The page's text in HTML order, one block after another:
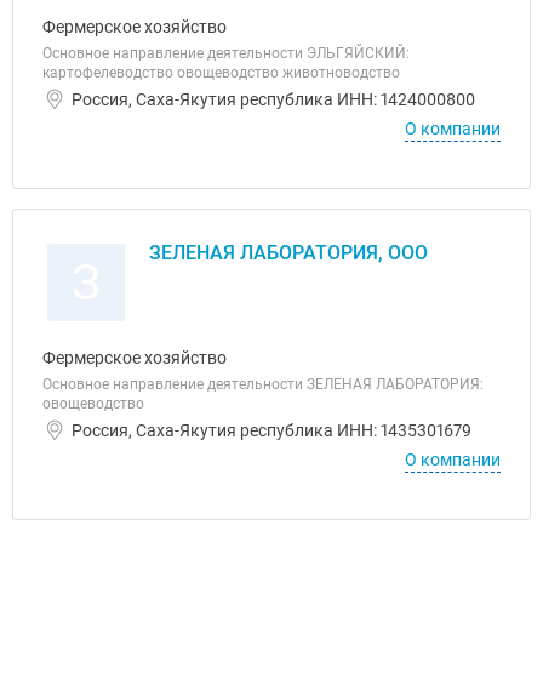
Фермерское хозяйство
Основное направление деятельности ЭЛЬГЯЙСКИЙ:
картофелеводство овощеводство животноводство
Россия, Саха-Якутия республика ИНН: 1424000800
О компании
ЗЕЛЕНАЯ ЛАБОРАТОРИЯ, ООО
Фермерское хозяйство
Основное направление деятельности ЗЕЛЕНАЯ ЛАБОРАТОРИЯ:
овощеводство
Россия, Саха-Якутия республика ИНН: 1435301679
О компании